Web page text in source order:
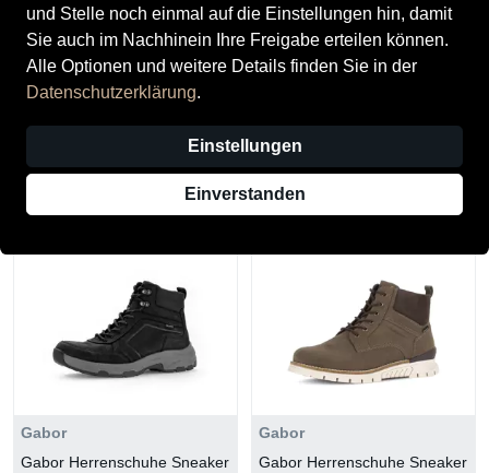
und Stelle noch einmal auf die Einstellungen hin, damit
Sie auch im Nachhinein Ihre Freigabe erteilen können.
Alle Optionen und weitere Details finden Sie in der
Datenschutzerklärung.
Einstellungen
Einverstanden
Gabor
Gabor Herrenschuhe Sneaker
high mocca/black
Gabor
high loden/olive
195,00 €
Gabor
Gabor Herrenschuhe Sneaker
Gabor
Gabor Herrenschuhe Sneaker